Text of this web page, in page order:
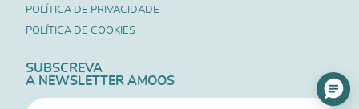
POLÍTICA DE PRIVACIDADE
POLÍTICA DE COOKIES
SUBSCREVA
A NEWSLETTER AMOOS